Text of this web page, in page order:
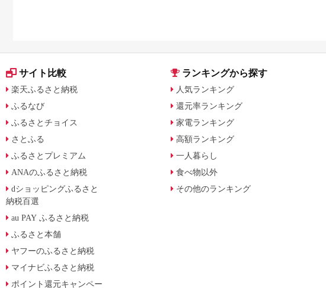
サイト比較
楽天ふるさと納税
ふるなび
ふるさとチョイス
さとふる
ふるさとプレミアム
ANAのふるさと納税
dショッピングふるさと
納税百選
au PAY ふるさと納税
ふるさと本舗
ヤフーのふるさと納税
マイナビふるさと納税
ポイント還元キャンペー
ランキングから探す
人気ランキング
還元率ランキング
家電ランキング
高額ランキング
一人暮らし
食べ物以外
その他のランキング